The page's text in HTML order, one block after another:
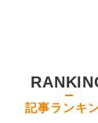
記事ランキ